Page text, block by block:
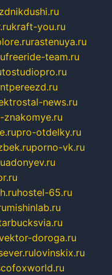
kraft-you.ru
rastenuya.ru
freeride-team.ru
news.ru
znakomye.ru
pro-otdelky.ru
porno-vk.ru
adonyev.ru
hostel-65.ru
mishinlab.ru
doroga.ru
lovinskix.ru